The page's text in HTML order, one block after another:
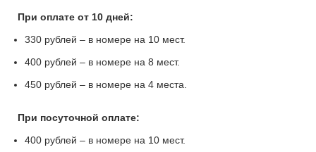
При оплате от 10 дней:
330 рублей – в номере на 10 мест.
400 рублей – в номере на 8 мест.
450 рублей – в номере на 4 места.
При посуточной оплате:
400 рублей – в номере на 10 мест.